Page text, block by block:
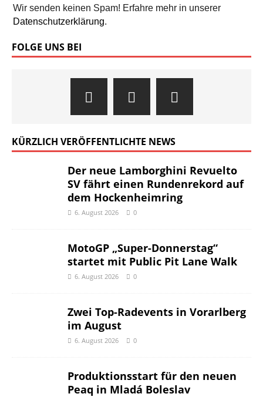
Wir senden keinen Spam! Erfahre mehr in unserer
Datenschutzerklärung.
FOLGE UNS BEI
KÜRZLICH VERÖFFENTLICHTE NEWS
Der neue Lamborghini Revuelto
SV fährt einen Rundenrekord auf
dem Hockenheimring
6. August 2026 0
MotoGP „Super-Donnerstag“
startet mit Public Pit Lane Walk
6. August 2026 0
Zwei Top-Radevents in Vorarlberg
im August
6. August 2026 0
Produktionsstart für den neuen
Peaq in Mladá Boleslav